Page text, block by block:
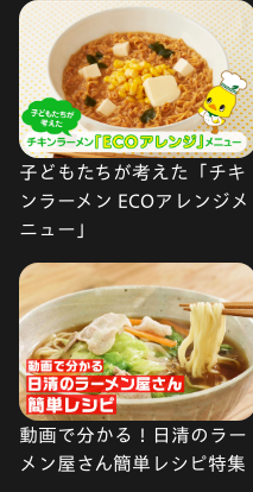
子どもたちが考えた「チキ
ンラーメン ECOアレンジメ
ニュー」
動画で分かる！日清のラー
メン屋さん簡単レシピ特集